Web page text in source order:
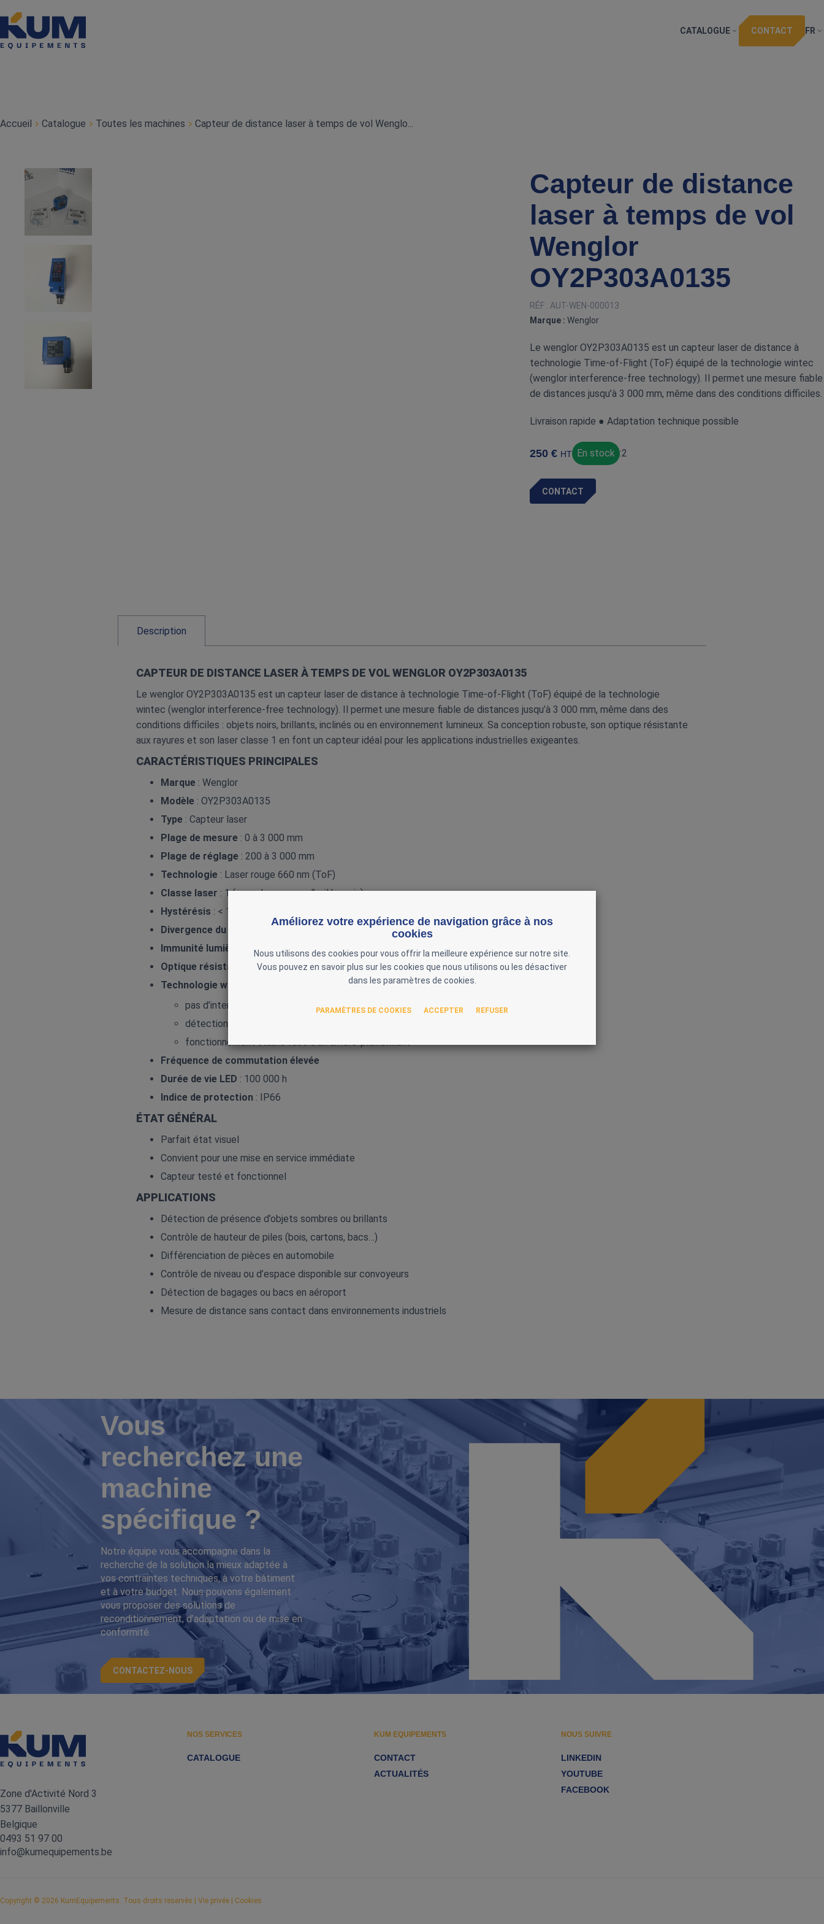
CATALOGUE CONTACT FR
Accueil Catalogue Toutes les machines Capteur de distance laser à temps de vol Wenglo...
Capteur de distance
laser à temps de vol
Wenglor
OY2P303A0135
RÉF : AUT-WEN-000013
Marque : Wenglor
Le wenglor OY2P303A0135 est un capteur laser de distance à
technologie Time‑of‑Flight (ToF) équipé de la technologie wintec
(wenglor interference‑free technology). Il permet une mesure fiable
de distances jusqu’à 3 000 mm, même dans des conditions difficiles.
Livraison rapide ● Adaptation technique possible
250 € HT En stock :2
CONTACT
Description
CAPTEUR DE DISTANCE LASER À TEMPS DE VOL WENGLOR OY2P303A0135
Le wenglor OY2P303A0135 est un capteur laser de distance à technologie Time‑of‑Flight (ToF) équipé de la technologie
wintec (wenglor interference‑free technology). Il permet une mesure fiable de distances jusqu’à 3 000 mm, même dans des
conditions difficiles : objets noirs, brillants, inclinés ou en environnement lumineux. Sa conception robuste, son optique résistante
aux rayures et son laser classe 1 en font un capteur idéal pour les applications industrielles exigeantes.
CARACTÉRISTIQUES PRINCIPALES
Marque : Wenglor
Modèle : OY2P303A0135
Type : Capteur laser
Plage de mesure : 0 à 3 000 mm
Plage de réglage : 200 à 3 000 mm
Technologie : Laser rouge 660 nm (ToF)
Classe laser : 1 (sans danger pour l’œil humain)
Hystérésis : < 15 mm
Divergence du faisceau
Immunité lumière parasite : jusqu’à 10 000 Lux
Optique résistante aux rayures
Technologie wintec
pas d’interférences entre capteurs
détection fiable d’objets noirs, brillants ou inclinés
fonctionnement stable face à un arrière‑plan brillant
Fréquence de commutation élevée
Durée de vie LED : 100 000 h
Indice de protection : IP66
ÉTAT GÉNÉRAL
Parfait état visuel
Convient pour une mise en service immédiate
Capteur testé et fonctionnel
APPLICATIONS
Détection de présence d’objets sombres ou brillants
Contrôle de hauteur de piles (bois, cartons, bacs…)
Différenciation de pièces en automobile
Contrôle de niveau ou d’espace disponible sur convoyeurs
Détection de bagages ou bacs en aéroport
Mesure de distance sans contact dans environnements industriels
Vous
recherchez une
machine
spécifique ?
Notre équipe vous accompagne dans la
recherche de la solution la mieux adaptée à
vos contraintes techniques, à votre bâtiment
et à votre budget. Nous pouvons également
vous proposer des solutions de
reconditionnement, d’adaptation ou de mise en
conformité.
CONTACTEZ-NOUS
Zone d'Activité Nord 3
5377 Baillonville
Belgique
0493 51 97 00
info@kumequipements.be
NOS SERVICES
CATALOGUE
KUM EQUIPEMENTS
CONTACT
ACTUALITÉS
NOUS SUIVRE
LINKEDIN
YOUTUBE
FACEBOOK
Copyright © 2026 KumEquipements. Tous droits reservés | Vie privée Cookies
Améliorez votre expérience de navigation grâce à nos
cookies
Nous utilisons des cookies pour vous offrir la meilleure expérience sur notre site.
Vous pouvez en savoir plus sur les cookies que nous utilisons ou les désactiver
dans les paramètres de cookies.
PARAMÈTRES DE COOKIES ACCEPTER REFUSER